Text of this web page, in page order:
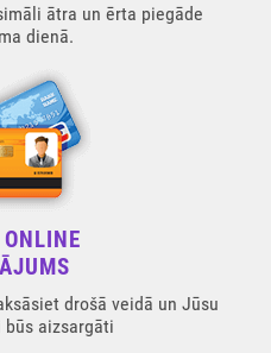
ātra un ērta piegāde
dienā.
ONLINE
drošā veidā un Jūsu
būs aizsargāti